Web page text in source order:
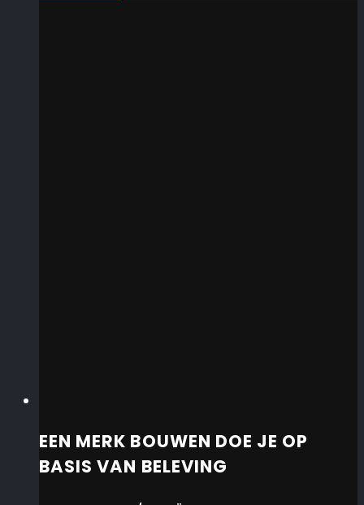
EEN MERK BOUWEN DOE JE OP
BASIS VAN BELEVING